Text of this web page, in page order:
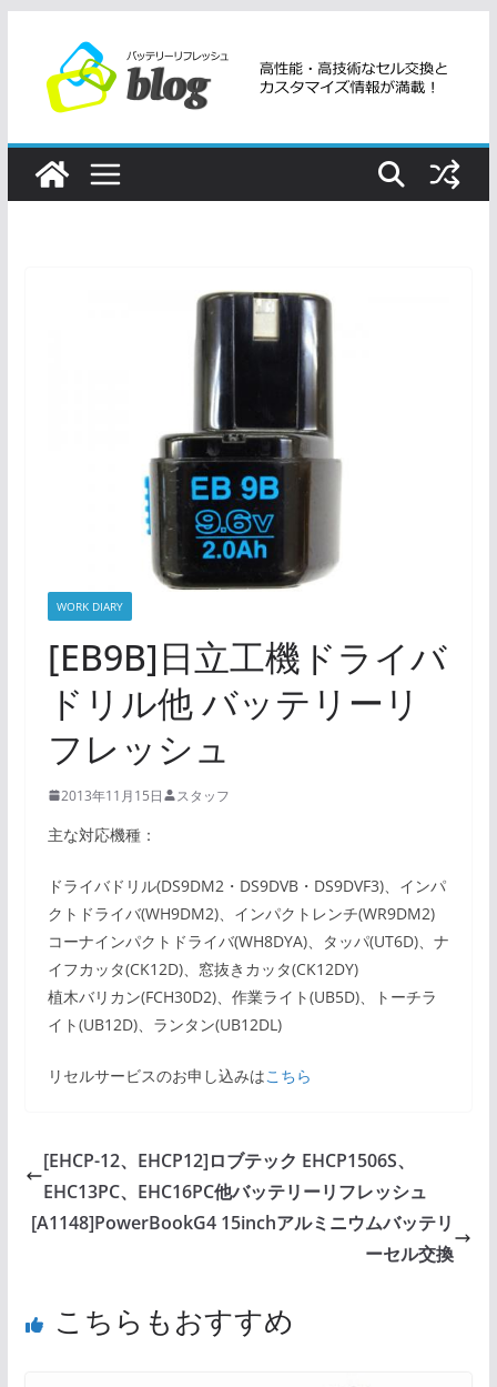
ツ
WORK DIARY
[EB9B]日立工機ドライバ
ドリル他 バッテリーリ
フレッシュ
2013年11月15日 スタッフ
主な対応機種：
ドライバドリル(DS9DM2・DS9DVB・DS9DVF3)、インパ
クトドライバ(WH9DM2)、インパクトレンチ(WR9DM2)
コーナインパクトドライバ(WH8DYA)、タッパ(UT6D)、ナ
イフカッタ(CK12D)、窓抜きカッタ(CK12DY)
植木バリカン(FCH30D2)、作業ライト(UB5D)、トーチラ
イト(UB12D)、ランタン(UB12DL)
リセルサービスのお申し込みはこちら
[EHCP-12、EHCP12]ロブテック EHCP1506S、
EHC13PC、EHC16PC他バッテリーリフレッシュ
[A1148]PowerBookG4 15inchアルミニウムバッテリ
ーセル交換
こちらもおすすめ